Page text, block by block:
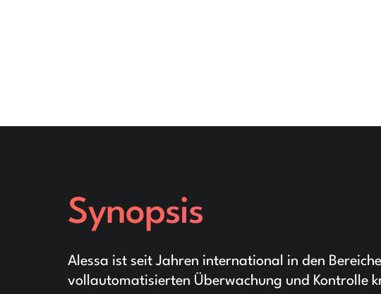
Synopsis
Alessa ist seit Jahren international in den
vollautomatisierten Überwachung und Kontrolle